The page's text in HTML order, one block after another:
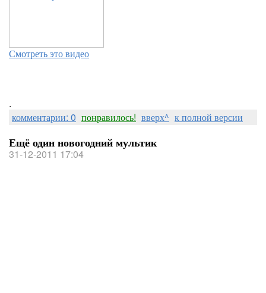
Смотреть это видео
.
комментарии: 0 понравилось! вверх^ к полной версии
Ещё один новогодний мультик
31-12-2011 17:04